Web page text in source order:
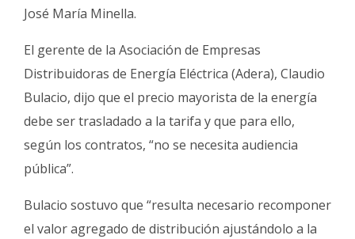
José María Minella.
El gerente de la Asociación de Empresas
Distribuidoras de Energía Eléctrica (Adera), Claudio
Bulacio, dijo que el precio mayorista de la energía
debe ser trasladado a la tarifa y que para ello,
según los contratos, “no se necesita audiencia
pública”.
Bulacio sostuvo que “resulta necesario recomponer
el valor agregado de distribución ajustándolo a la